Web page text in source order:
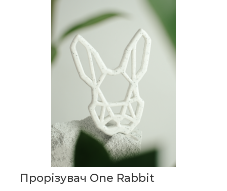
Прорізувач One Rabbit